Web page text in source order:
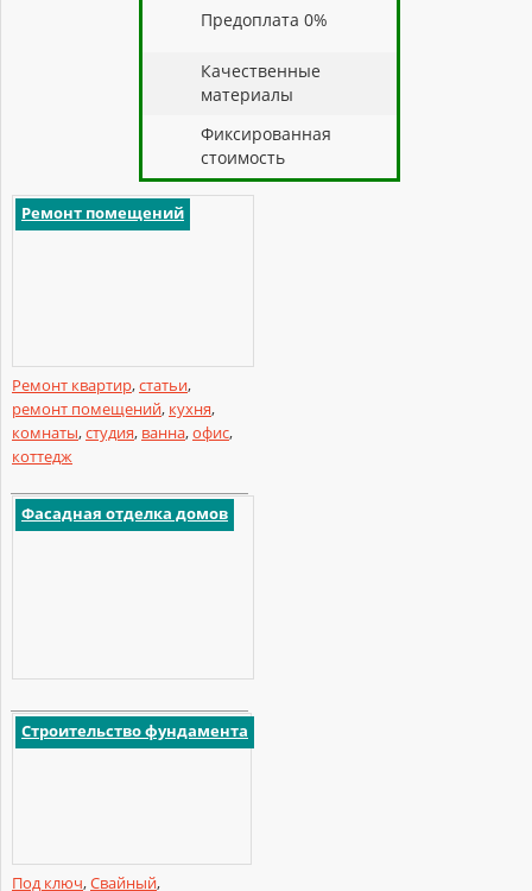
Предоплата 0%
Качественные
материалы
Фиксированная
стоимость
Ремонт помещений
Ремонт квартир,статьи,
ремонт помещений, кухня,
комнаты,студия, ванна,офис,
коттедж
Фасадная отделка домов
Строительство фундамента
Под ключ,Свайный,